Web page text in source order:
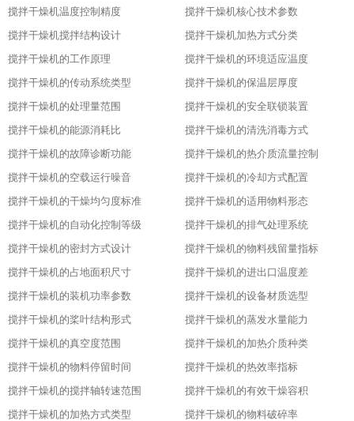
搅拌干燥机温度控制精度
搅拌干燥机核心技术参数
搅拌干燥机搅拌结构设计
搅拌干燥机加热方式分类
搅拌干燥机的工作原理
搅拌干燥机的环境适应温度
搅拌干燥机的传动系统类型
搅拌干燥机的保温层厚度
搅拌干燥机的处理量范围
搅拌干燥机的安全联锁装置
搅拌干燥机的能源消耗比
搅拌干燥机的清洗消毒方式
搅拌干燥机的故障诊断功能
搅拌干燥机的热介质流量控制
搅拌干燥机的空载运行噪音
搅拌干燥机的冷却方式配置
搅拌干燥机的干燥均匀度标准
搅拌干燥机的适用物料形态
搅拌干燥机的自动化控制等级
搅拌干燥机的排气处理系统
搅拌干燥机的密封方式设计
搅拌干燥机的物料残留量指标
搅拌干燥机的占地面积尺寸
搅拌干燥机的进出口温度差
搅拌干燥机的装机功率参数
搅拌干燥机的设备材质选型
搅拌干燥机的桨叶结构形式
搅拌干燥机的蒸发水量能力
搅拌干燥机的真空度范围
搅拌干燥机的加热介质种类
搅拌干燥机的物料停留时间
搅拌干燥机的热效率指标
搅拌干燥机的搅拌轴转速范围
搅拌干燥机的有效干燥容积
搅拌干燥机的加热方式类型
搅拌干燥机的物料破碎率